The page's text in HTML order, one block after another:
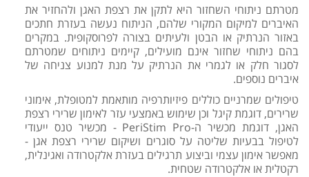
מטרתם ניתוחי השחזור היא לתקן את רצפת האגן ולהחזיר את
האיברים למיקום המקורי שלהם, הניתוח נעשה בעזרת חתכים
באזור הנרתיק או הבטן ולעיתים בצורה לפרוסקופית. במקרים
בהם ניתוחי שחזור אינם מועילים, קיימים ניתוחים שמטרתם
לסגור חלק או לגמרי את הנרתיק על מנת למנוע צניחה של
איברים נוספים.
טיפולים שמרניים כוללים פיזיותרפיה מותאמת למטופלת, אימוני
שרירים, דוגמת קיגל וכן שימוש באמצעי עזר לאימון שרירי רצפת
האגן, דוגמת מכשיר ה-PeriStim Pro - מכשיר טנס ייעודי
לטיפול בבעיות שליטה על סוגרים ושיקום שרירי רצפת אגן -
מאפשר אימון עצמי וביצוע תרגילים בעזרת אלקטרודה ואגינלית,
רקטלית או אלקטרודה שטחית.